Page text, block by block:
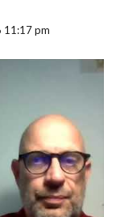
11:17 pm